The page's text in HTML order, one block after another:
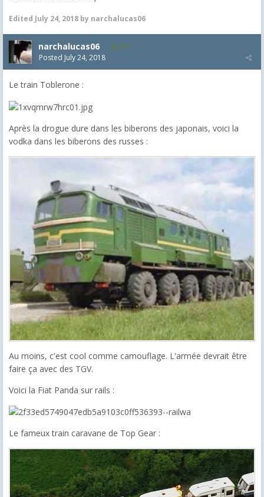
Edited July 24, 2018 by narchalucas06
narchalucas06 287
Posted July 24, 2018
Le train Toblerone :
Après la drogue dure dans les biberons des japonais, voici la
vodka dans les biberons des russes :
Au moins, c'est cool comme camouflage. L'armée devrait être
faire ça avec des TGV.
Voici la Fiat Panda sur rails :
Le fameux train caravane de Top Gear :